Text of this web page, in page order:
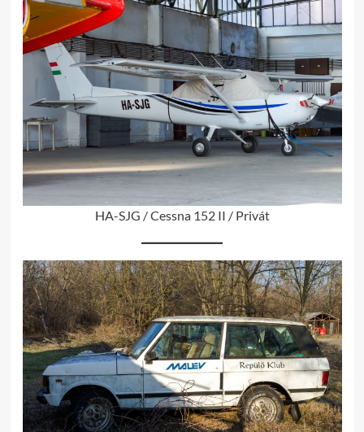
HA-SJG / Cessna 152 II / Privát